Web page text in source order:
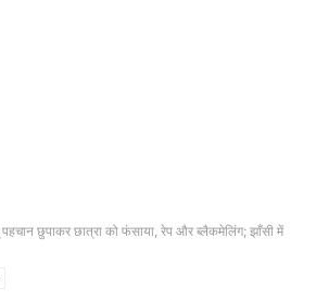
पहचान छुपाकर छात्रा को फंसाया, रेप और ब्लैकमेलिंग; झाँसी में